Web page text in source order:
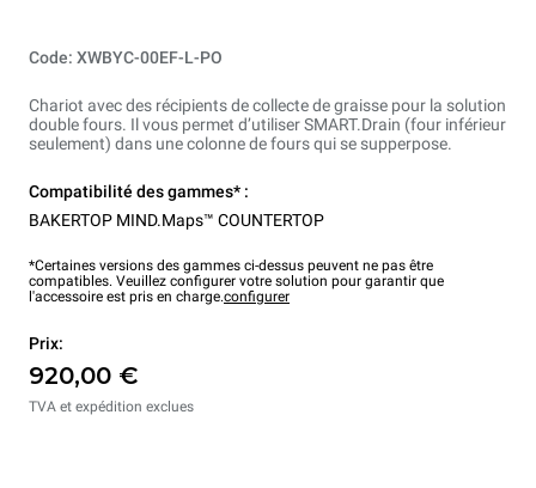
Code: XWBYC-00EF-L-PO
Chariot avec des récipients de collecte de graisse pour la solution
double fours. Il vous permet d’utiliser SMART.Drain (four inférieur
seulement) dans une colonne de fours qui se supperpose.
Compatibilité des gammes* :
BAKERTOP MIND.Maps™ COUNTERTOP
*Certaines versions des gammes ci-dessus peuvent ne pas être
compatibles. Veuillez configurer votre solution pour garantir que
l'accessoire est pris en charge.configurer
Prix:
920,00 €
TVA et expédition exclues